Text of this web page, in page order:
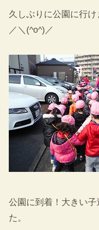
久しぶりに公園に行
／＼(^o^)／
公園に到着！大きい
た。